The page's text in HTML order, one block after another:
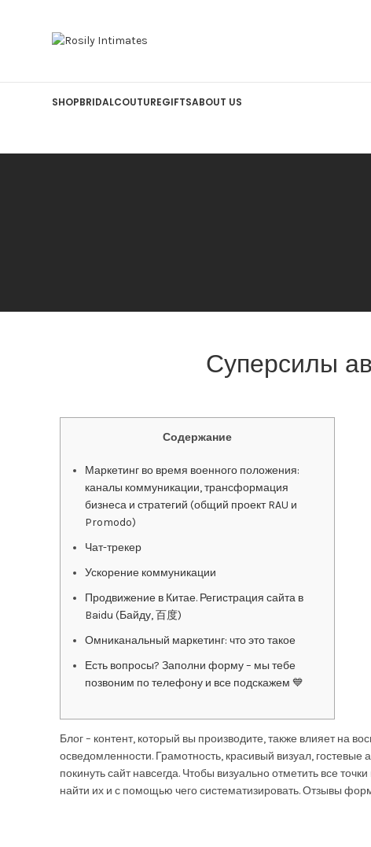
SHOPBRIDALCOUTUREGIFTSABOUT US
Суперсилы
Содержание
Маркетинг во время военного положения:
каналы коммуникации, трансформация
бизнеса и стратегий (общий проект RAU и
Promodo)
Чат-трекер
Ускорение коммуникации
Продвижение в Китае. Регистрация сайта в
Baidu (Байду, 百度)
Омниканальный маркетинг: что это такое
Есть вопросы? Заполни форму – мы тебе
позвоним по телефону и все подскажем 💙
Блог – контент, который вы производите, также влияет на
осведомленности. Грамотность, красивый визуал, гостевые
покинуть сайт навсегда. Чтобы визуально отметить все
найти их и с помощью чего систематизировать. Отзывы